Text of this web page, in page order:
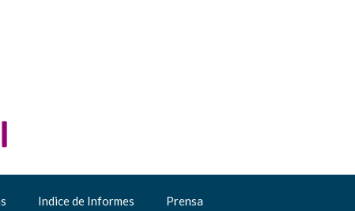
Indice de Informes Prensa